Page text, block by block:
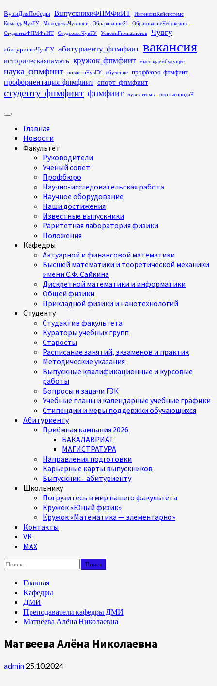
Перейти
к
содержимому
ВузыДляПобеды ВыпускникиФПМФиИТ
ИнтенсивКейсистемс
КомандаЧувГУ
МолодежьЧувашии Образование21
ОбразованиеЧебоксары
СтудентыФПМФиИТ
СтудсоветЧувГУ УспехиГимназистов Чувгу
абитуриентЧувГУ абитуриенту_фпмфиит вакансия
историческаяпамять кружок_фпмфиит мысоздаембудущее
наука_фпмфиит новостиЧувГУ обучение профбюро_фпмфиит
профориентация_фпмфиит спорт_фпмфиит
студенту_фпмфиит фпмфиит чувгуэтомы школыгородаЧ
Основное
Главная
Новости
Факультет
Руководители
Ученый совет
Профбюро
Научно-исследовательская работа
Научное оборудование
Наши достижения
Известные выпускники
Раритетная лаборатория физики
Положения
Кафедры
Актуарной и финансовой математики
Высшей математики и теоретической механики
имени С.Ф. Сайкина
Дискретной математики и информатики
Общей физики
Прикладной физики и нанотехнологий
Студенту
Студактив факультета
Кураторы учебных групп
Старосты
Расписание занятий, экзаменов и практик
Методические указания
Выпускные квалификационные и курсовые
работы
Вопросы и задачи ГЭК
Учебные планы и календарные учебные графики
Стипендии и меры поддержки обучающихся
Абитуриенту
Приёмная кампания 2026
БАКАЛАВРИАТ
МАГИСТРАТУРА
Направления подготовки
Карьерные карты выпускников
Выпускник - абитуриенту
Школьнику
Погрузитесь в мир нашего факультета
Кружок «Юный физик»
Кружок «Математика — элементарно»
Контакты
VK
MAX
Найти:
Главная
Кафедры
ДМИ
Преподаватели кафедры ДМИ
Матвеева Алёна Николаевна
Матвеева Алёна Николаевна
admin 25.10.2024